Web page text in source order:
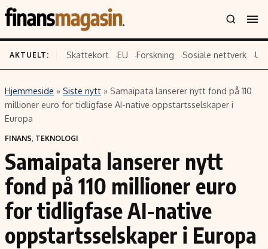
Innhold
Siste nytt
Eiendom
Energi og klima
Finans
Fritid
Hav og sjømat
Verden
Politikk
Selskaper
Teknologi
Forbrukerrettigheter
Aksjer
AKTUELT: Skattekort EU Forskning Sosiale nettverk
Hjemmeside » Siste nytt » Samaipata lanserer nytt fond på 110
millioner euro for tidligfase AI-native oppstartsselskaper i
Europa
FINANS, TEKNOLOGI
Samaipata lanserer nytt
fond på 110 millioner euro
for tidligfase AI-native
oppstartsselskaper i Europa